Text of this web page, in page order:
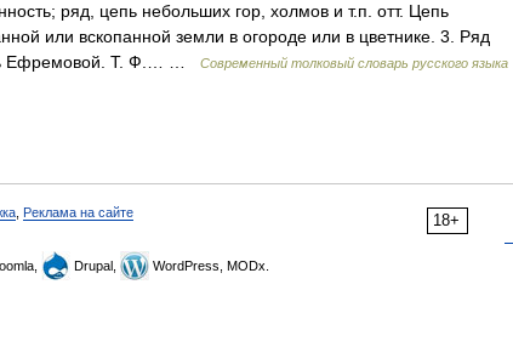
ряд, цепь небольших гор, холмов и т.п. отт. Цепь
или вскопанной земли в огороде или в цветнике. 3. Ряд
Ефремовой. Т. Ф.… …
Современный толковый словарь русского языка
18+
Реклама на сайте
Drupal, WordPress, MODx.